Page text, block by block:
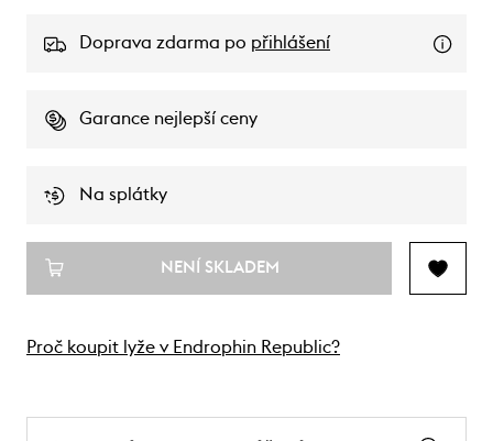
Doprava zdarma po přihlášení
Garance nejlepší ceny
Na splátky
NENÍ SKLADEM
Proč koupit lyže v Endrophin Republic?